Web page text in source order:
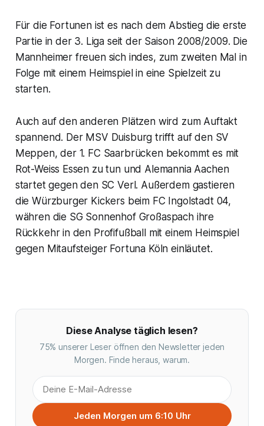
Für die Fortunen ist es nach dem Abstieg die erste
Partie in der 3. Liga seit der Saison 2008/2009. Die
Mannheimer freuen sich indes, zum zweiten Mal in
Folge mit einem Heimspiel in eine Spielzeit zu
starten.
Auch auf den anderen Plätzen wird zum Auftakt
spannend. Der MSV Duisburg trifft auf den SV
Meppen, der 1. FC Saarbrücken bekommt es mit
Rot-Weiss Essen zu tun und Alemannia Aachen
startet gegen den SC Verl. Außerdem gastieren
die Würzburger Kickers beim FC Ingolstadt 04,
währen die SG Sonnenhof Großaspach ihre
Rückkehr in den Profifußball mit einem Heimspiel
gegen Mitaufsteiger Fortuna Köln einläutet.
Diese Analyse täglich lesen?
75% unserer Leser öffnen den Newsletter jeden
Morgen. Finde heraus, warum.
Jeden Morgen um 6:10 Uhr